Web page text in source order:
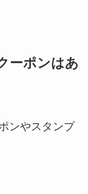
ーポンはあ
ンやスタンプ